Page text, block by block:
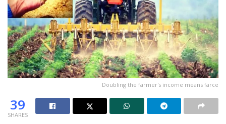
Doubling the farmer's income means farce
39
SHARES